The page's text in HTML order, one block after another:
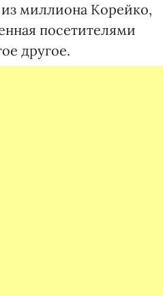
миллиона Корейко,
посетителями
другое.